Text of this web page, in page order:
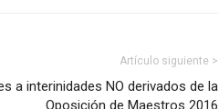
Artículo siguiente >
a interinidades NO derivados de la
Oposición de Maestros 2016